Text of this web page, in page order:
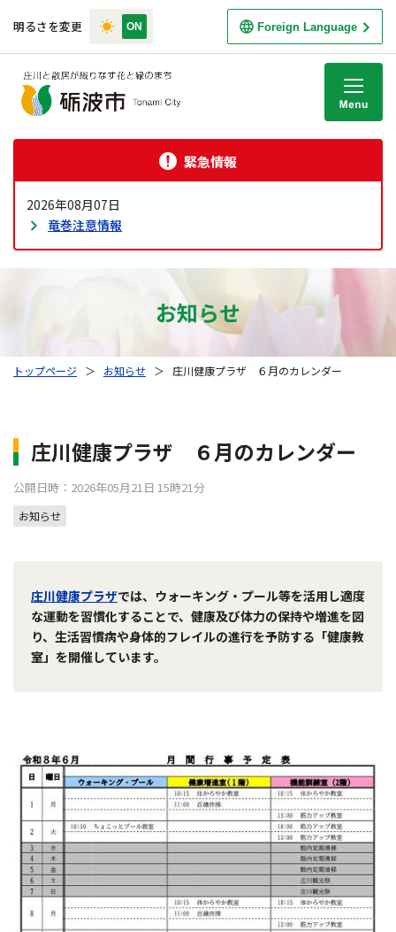
明るさを変更 Foreign Language
緊急情報
2026年08月07日
竜巻注意情報
お知らせ
トップページ ＞ お知らせ ＞ 庄川健康プラザ ６月のカレンダー
庄川健康プラザ ６月のカレンダー
公開日時：2026年05月21日 15時21分
お知らせ
庄川健康プラザでは、ウォーキング・プール等を活用し適度
な運動を習慣化することで、健康及び体力の保持や増進を図
り、生活習慣病や身体的フレイルの進行を予防する「健康教
室」を開催しています。